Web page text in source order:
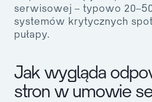
serwisowej – typowo
systemów krytycznych
pułapy.
Jak wygląda
stron w umowie